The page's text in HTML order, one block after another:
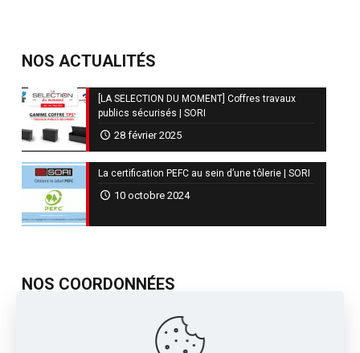
NOS ACTUALITÉS
[LA SELECTION DU MOMENT] Coffres travaux
publics sécurisés | SORI
28 février 2025
La certification PEFC au sein d’une tôlerie | SORI
10 octobre 2024
NOS COORDONNÉES
717, Avenue de St Quentin